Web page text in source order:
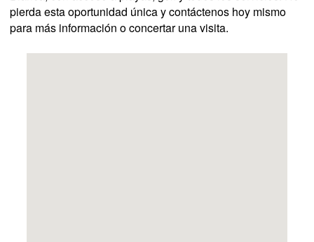
pierda esta oportunidad única y contáctenos hoy mismo
para más información o concertar una visita.